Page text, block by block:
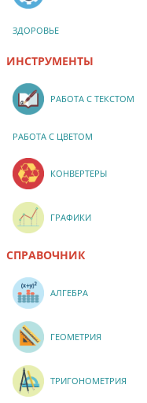
ЗДОРОВЬЕ
ИНСТРУМЕНТЫ
РАБОТА С ТЕКСТОМ
РАБОТА С ЦВЕТОМ
КОНВЕРТЕРЫ
ГРАФИКИ
СПРАВОЧНИК
АЛГЕБРА
ГЕОМЕТРИЯ
ТРИГОНОМЕТРИЯ